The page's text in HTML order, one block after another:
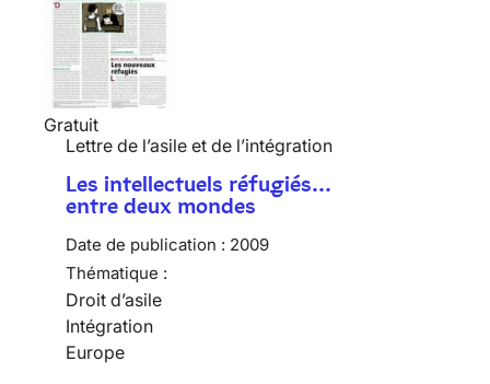
Gratuit
Lettre de l’asile et de l’intégration
Les intellectuels réfugiés…
entre deux mondes
Date de publication : 2009
Thématique :
Droit d’asile
Intégration
Europe